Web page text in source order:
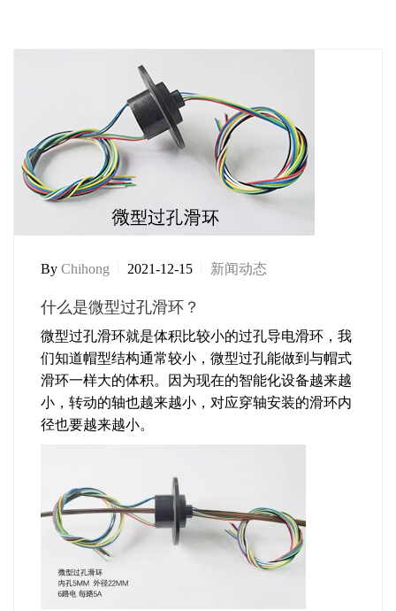
By Chihong 2021-12-15 新闻动态
什么是微型过孔滑环？
微型过孔滑环就是体积比较小的过孔导电滑环，我
们知道帽型结构通常较小，微型过孔能做到与帽式
滑环一样大的体积。因为现在的智能化设备越来越
小，转动的轴也越来越小，对应穿轴安装的滑环内
径也要越来越小。